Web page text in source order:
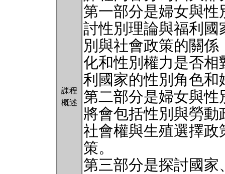
課程
概述
第一部分是婦女與
討性別理論與福利
別與社會政策的關
化和性別權力是否相
利國家的性別角色和
第二部分是婦女與
將會包括性別與勞
社會權與生殖選擇
策。
第三部分是探討國